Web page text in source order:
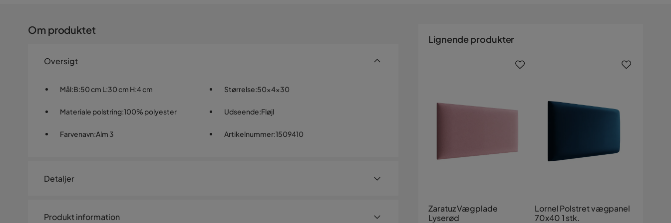
Om produktet
Oversigt
Mål:B:50 cm L:30 cm H:4 cm Størrelse:50x4x30
Materiale polstring:100% polyester Udseende:Fløjl
Farvenavn:Alm 3 Artikelnummer:1509410
Detaljer
Størrelse
Produkt information
Lignende produkter
Zaratuz Vægplade
Lyserød
Lornel Polstret vægpanel
70x40 1 stk.